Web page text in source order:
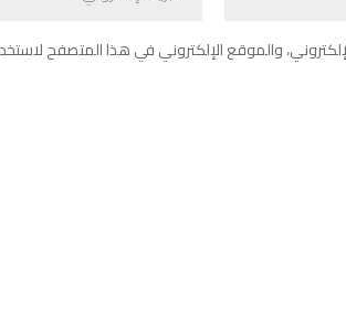
والموقع الإلكتروني في هذا المتصفح